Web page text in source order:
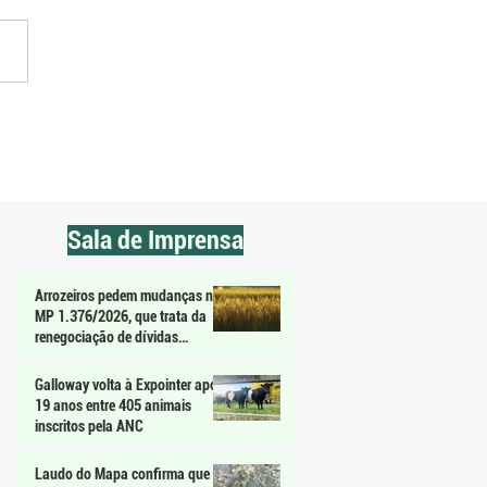
Sala de Imprensa
Arrozeiros pedem mudanças na
MP 1.376/2026, que trata da
renegociação de dívidas
Galloway volta à Expointer após
19 anos entre 405 animais
inscritos pela ANC
Laudo do Mapa confirma que